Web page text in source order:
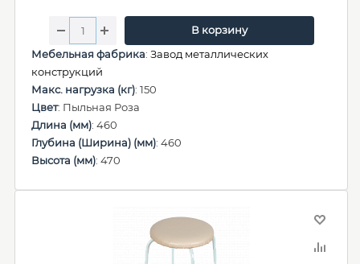
В корзину
Мебельная фабрика: Завод металлических
конструкций
Макс. нагрузка (кг): 150
Цвет: Пыльная Роза
Длина (мм): 460
Глубина (Ширина) (мм): 460
Высота (мм): 470